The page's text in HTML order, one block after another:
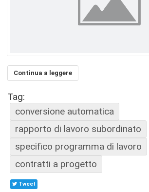
Continua a leggere
Tag:
conversione automatica
rapporto di lavoro subordinato
specifico programma di lavoro
contratti a progetto
Tweet